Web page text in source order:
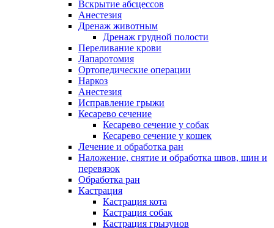
Вскрытие абсцессов
Анестезия
Дренаж животным
Дренаж грудной полости
Переливание крови
Лапаротомия
Ортопедические операции
Наркоз
Анестезия
Исправление грыжи
Кесарево сечение
Кесарево сечение у собак
Кесарево сечение у кошек
Лечение и обработка ран
Наложение, снятие и обработка швов, шин и
перевязок
Обработка ран
Кастрация
Кастрация кота
Кастрация собак
Кастрация грызунов